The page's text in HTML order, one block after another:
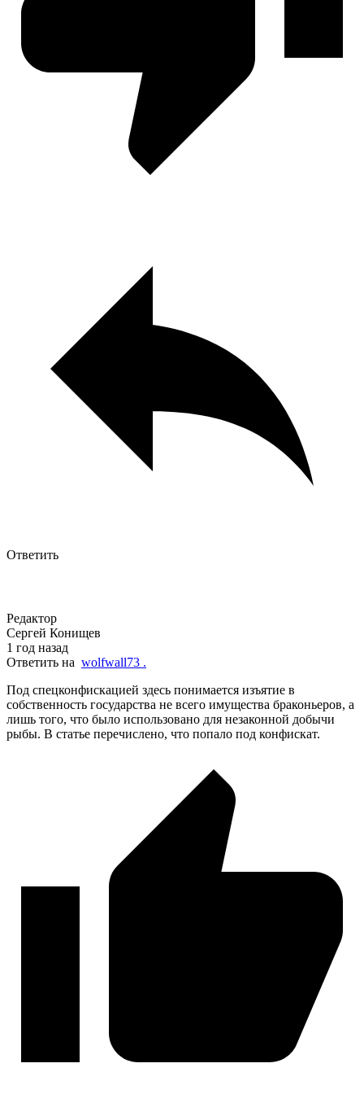
Ответить
Редактор
Сергей Конищев
1 год назад
Ответить на wolfwall73 .
Под спецконфискацией здесь понимается изъятие в
собственность государства не всего имущества браконьеров, а
лишь того, что было использовано для незаконной добычи
рыбы. В статье перечислено, что попало под конфискат.